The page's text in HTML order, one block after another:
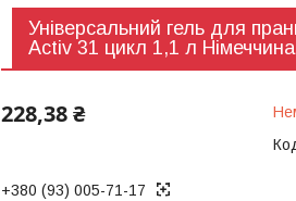
Універсальний гель для
Activ 31 цикл 1,1 л Німеччина
228,38 ₴
+380 (93) 005-71-17